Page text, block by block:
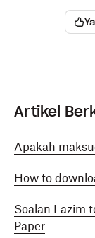
Artikel
Apakah
How to
Soalan Lazim
Paper